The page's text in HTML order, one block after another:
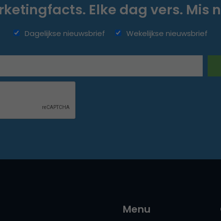
Elke dag vers. Mis
Dagelijkse nieuwsbrief Wekelijkse nieuwsbrief
Menu